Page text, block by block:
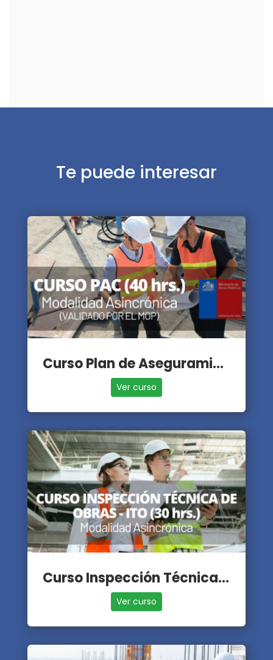
Te puede interesar
Curso Plan de Aseguramiento de la Calidad - PAC
Ver curso
Curso Inspección Técnica de Obras - ITO
Ver curso